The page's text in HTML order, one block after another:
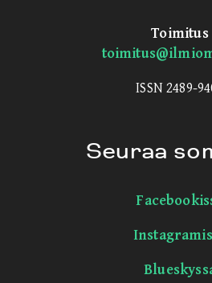
Toimitus
ISSN 2489-
Seuraa